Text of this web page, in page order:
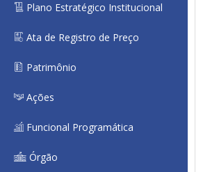
Plano Estratégico Institucional
Ata de Registro de Preço
Patrimônio
Ações
Funcional Programática
Órgão